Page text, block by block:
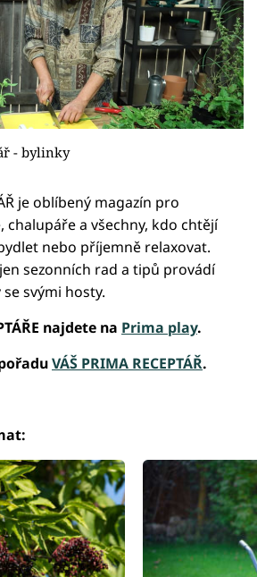
- bylinky
je oblíbený magazín pro
chalupáře a všechny, kdo chtějí
nebo příjemně relaxovat.
sezonních rad a tipů provádí
svými hosty.
najdete na Prima play.
VÁŠ PRIMA RECEPTÁŘ.